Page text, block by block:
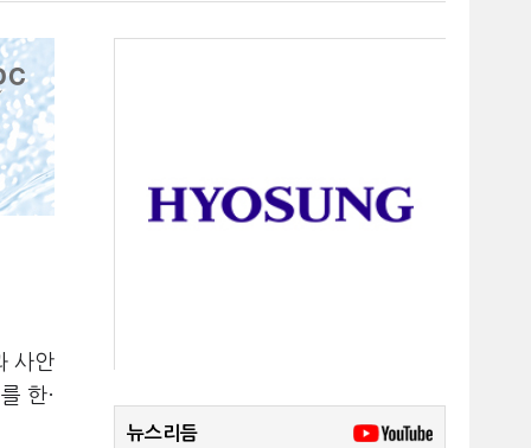
사안
한·
뉴스리듬